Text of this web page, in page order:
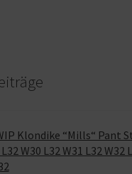
Klondike “Mills“ Pant
W30 L32 W31 L32 W32